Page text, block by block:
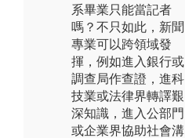
系畢業只能當記者
嗎？不只如此，新聞
專業可以跨領域發
揮，例如進入銀行或
調查局作查證，進科
技業或法律界轉譯艱
深知識，進入公部門
或企業界協助社會溝